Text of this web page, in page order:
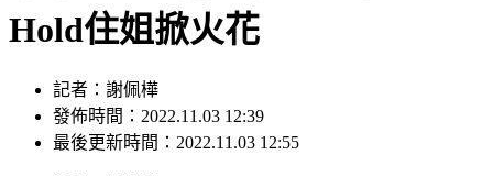
Hold住姐掀火花
記者：謝佩樺
發佈時間：2022.11.03 12:39
最後更新時間：2022.11.03 12:55